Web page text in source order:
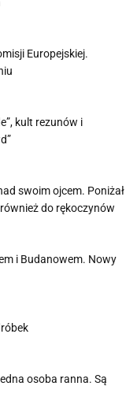
Europejskiej.
kult rezunów i
swoim ojcem. Poniżał
do rękoczynów
i Budanowem. Nowy
osoba ranna. Są